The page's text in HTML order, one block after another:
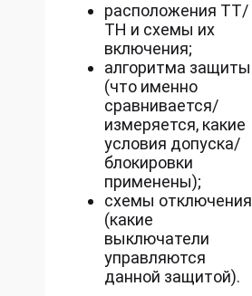
расположения ТТ/
ТН и схемы их
включения;
алгоритма защиты
(что именно
сравнивается/
измеряется, какие
условия допуска/
блокировки
применены);
схемы отключения
(какие
выключатели
управляются
данной защитой).